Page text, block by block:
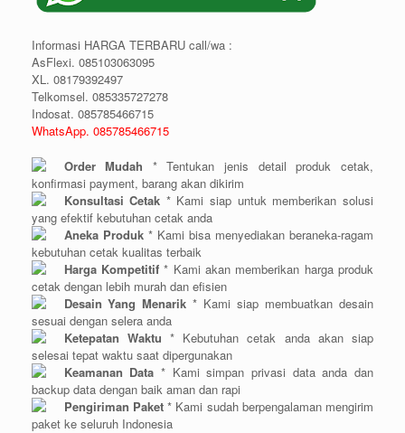
Informasi HARGA TERBARU call/wa :
AsFlexi. 085103063095
XL. 08179392497
Telkomsel. 085335727278
Indosat. 085785466715
WhatsApp. 085785466715
Order Mudah * Tentukan jenis detail produk cetak,
konfirmasi payment, barang akan dikirim
Konsultasi Cetak * Kami siap untuk memberikan solusi
yang efektif kebutuhan cetak anda
Aneka Produk * Kami bisa menyediakan beraneka-ragam
kebutuhan cetak kualitas terbaik
Harga Kompetitif* Kami akan memberikan harga produk
cetak dengan lebih murah dan efisien
Desain Yang Menarik * Kami siap membuatkan desain
sesuai dengan selera anda
Ketepatan Waktu * Kebutuhan cetak anda akan siap
selesai tepat waktu saat dipergunakan
Keamanan Data * Kami simpan privasi data anda dan
backup data dengan baik aman dan rapi
Pengiriman Paket* Kami sudah berpengalaman mengirim
paket ke seluruh Indonesia